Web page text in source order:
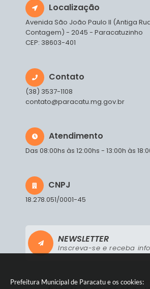
Prefeitura Municipal de Paracatu e os cookies:
Localização
Avenida São João Paulo II (Antiga
Contagem) - 2045 - Paracatuzinho
CEP: 38603-401
Contato
(38) 3537-1108
contato@paracatu.mg.gov.br
Atendimento
Das 08:00hs às 12:00hs - 13:00h às
CNPJ
18.278.051/0001-45
NEWSLETTER
Inscreva-se e receba